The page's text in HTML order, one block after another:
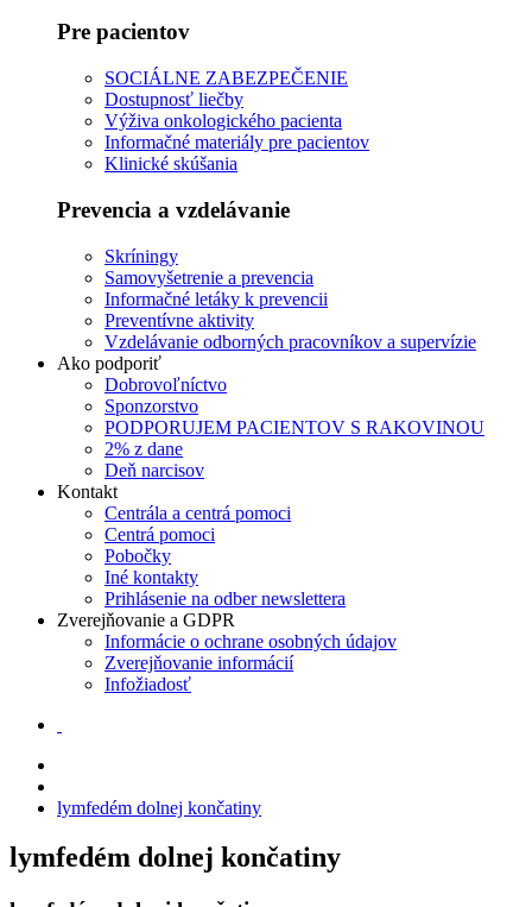
Pre pacientov
SOCIÁLNE ZABEZPEČENIE
Dostupnosť liečby
Výživa onkologického pacienta
Informačné materiály pre pacientov
Klinické skúšania
Prevencia a vzdelávanie
Skríningy
Samovyšetrenie a prevencia
Informačné letáky k prevencii
Preventívne aktivity
Vzdelávanie odborných pracovníkov a supervízie
Ako podporiť
Dobrovoľníctvo
Sponzorstvo
PODPORUJEM PACIENTOV S RAKOVINOU
2% z dane
Deň narcisov
Kontakt
Centrála a centrá pomoci
Centrá pomoci
Pobočky
Iné kontakty
Prihlásenie na odber newslettera
Zverejňovanie a GDPR
Informácie o ochrane osobných údajov
Zverejňovanie informácií
Infožiadosť
lymfedém dolnej končatiny
lymfedém dolnej končatiny